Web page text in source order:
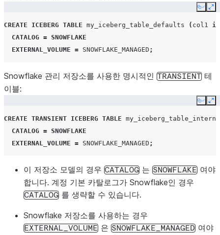
Copy
CREATE ICEBERG TABLE my_iceberg_table_defaults ( col1
CATALOG = SNOWFLAKE
EXTERNAL_VOLUME = SNOWFLAKE_MANAGED ;
Snowflake 관리 저장소를 사용한 명시적인 TRANSIENT 테
이블:
Copy
CREATE TRANSIENT ICEBERG TABLE
CATALOG = SNOWFLAKE
EXTERNAL_VOLUME = SNOWFLAKE_MANAGED ;
이 저장소 모델의 경우 CATALOG 는 SNOWFLAKE 여야
합니다. 계정 기본 카탈로그가 Snowflake인 경우
CATALOG 를 생략할 수 있습니다.
Snowflake 저장소를 사용하는 경우
EXTERNAL_VOLUME 은 SNOWFLAKE_MANAGED 여야